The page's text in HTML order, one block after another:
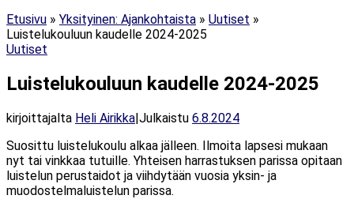
Etusivu » Yksityinen: Ajankohtaista » Uutiset »
Luistelukouluun kaudelle 2024-2025
Uutiset
Luistelukouluun kaudelle 2024-2025
kirjoittajalta Heli Airikka|Julkaistu 6.8.2024
Suosittu luistelukoulu alkaa jälleen. Ilmoita lapsesi mukaan
nyt tai vinkkaa tutuille. Yhteisen harrastuksen parissa opitaan
luistelun perustaidot ja viihdytään vuosia yksin- ja
muodostelmaluistelun parissa.